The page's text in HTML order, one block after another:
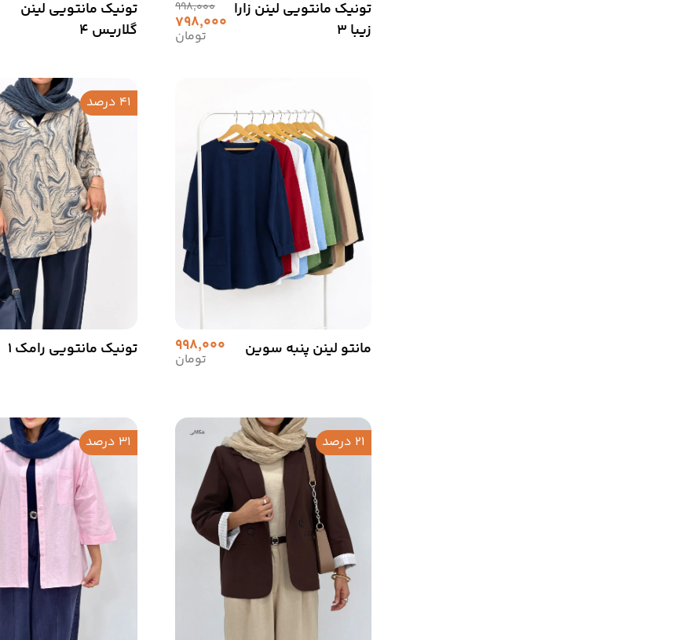
تونیک مانتویی لینن زارا
زیبا 3
998,000
798,000
تومان
تونیک مانتویی لینن
گلاریس 4
مانتو لینن پنبه سوین 998,000
تومان
41 درصد
تونیک مانتویی رامک 1
21 درصد 31 درصد